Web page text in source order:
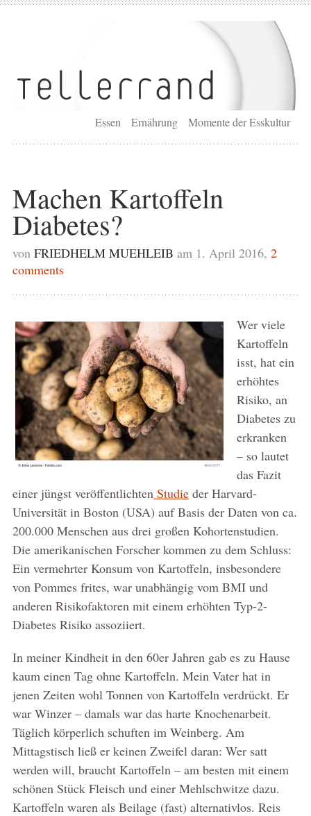
Essen Ernährung Momente der Esskultur
Machen Kartoffeln
Diabetes?
von FRIEDHELM MUEHLEIB am 1. April 2016, 2
comments
Wer viele
Kartoffeln
isst, hat ein
erhöhtes
Risiko, an
Diabetes zu
erkranken
– so lautet
das Fazit
einer jüngst veröffentlichten Studieder Harvard-
Universität in Boston (USA) auf Basis der Daten von ca.
200.000 Menschen aus drei großen Kohortenstudien.
Die amerikanischen Forscher kommen zu dem Schluss:
Ein vermehrter Konsum von Kartoffeln, insbesondere
von Pommes frites, war unabhängig vom BMI und
anderen Risikofaktoren mit einem erhöhten Typ-2-
Diabetes Risiko assoziiert.
In meiner Kindheit in den 60er Jahren gab es zu Hause
kaum einen Tag ohne Kartoffeln. Mein Vater hat in
jenen Zeiten wohl Tonnen von Kartoffeln verdrückt. Er
war Winzer – damals war das harte Knochenarbeit.
Täglich körperlich schuften im Weinberg. Am
Mittagstisch ließ er keinen Zweifel daran: Wer satt
werden will, braucht Kartoffeln – am besten mit einem
schönen Stück Fleisch und einer Mehlschwitze dazu.
Kartoffeln waren als Beilage (fast) alternativlos. Reis